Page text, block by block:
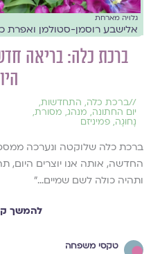
גלויה מארחת
אלישבע רוסמן-סטולמן ואפרת
ברכת כלה: בריאה
//ברכת כלה, התחדשות,
יום החתונה, מנהג, מסורת,
נָחוּגָה, פמיניזם
ברכת כלה שלוקטה ונערכה
החדשה, אותה אנו יוצרים
ותהיה כולה לשם שמיים...״
להמשך
טקסי משפחה